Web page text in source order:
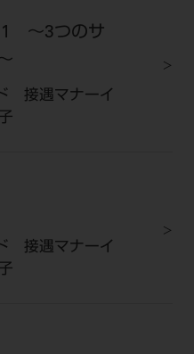
1 ～3つのサ
接遇マナーイ
接遇マナーイ